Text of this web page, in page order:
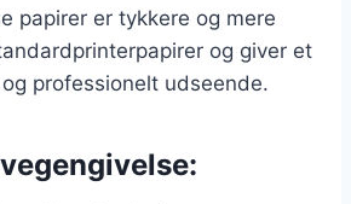
papirer er tykkere og mere
og giver et
professionelt udseende.